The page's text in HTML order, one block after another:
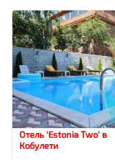
Отель 'Estonia Two' в
Кобулети